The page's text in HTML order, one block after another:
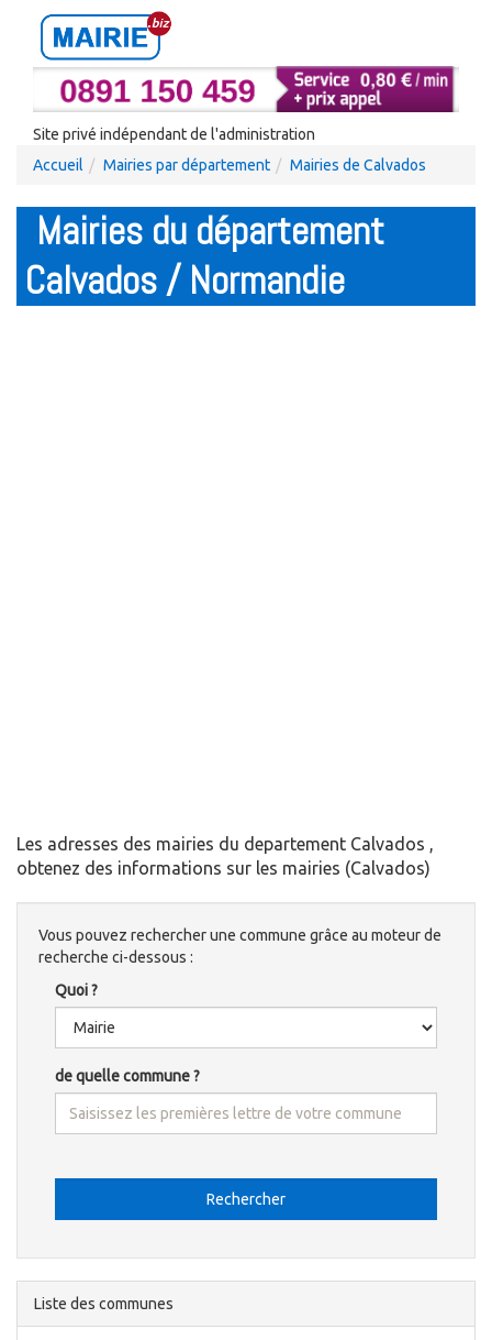
Site privé indépendant de l'administration
Accueil
Mairies par département Mairies de Calvados
Mairies du département
Calvados / Normandie
Les adresses des mairies du departement Calvados ,
obtenez des informations sur les mairies (Calvados)
Vous pouvez rechercher une commune grâce au moteur de
recherche ci-dessous :
Quoi ?
de quelle commune ?
Rechercher
Liste des communes